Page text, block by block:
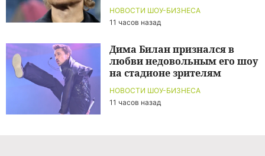
НОВОСТИ ШОУ-БИЗНЕСА
11 часов назад
НОВОСТИ ШОУ-БИЗНЕСА
11 часов назад
Дима Билан признался в
любви недовольным его шоу
на стадионе зрителям